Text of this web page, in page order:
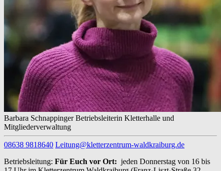
Barbara Schnappinger Betriebsleiterin Kletterhalle und
Mitgliederverwaltung
08638 9818640 Leitung@kletterzentrum-waldkraiburg.de
Betriebsleitung: Für Euch vor Ort: jeden Donnerstag von 16 bis